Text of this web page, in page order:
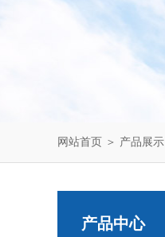
网站首页 ＞ 产品展示
产品中心